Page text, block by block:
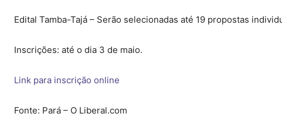
Edital Tamba-Tajá – Serão selecionadas até 19 propostas
Inscrições: até o dia 3 de maio.
Link para inscrição online
Fonte: Pará – O Liberal.com